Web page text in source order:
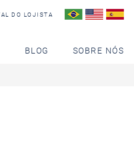
DO LOJISTA
BLOG SOBRE NÓS